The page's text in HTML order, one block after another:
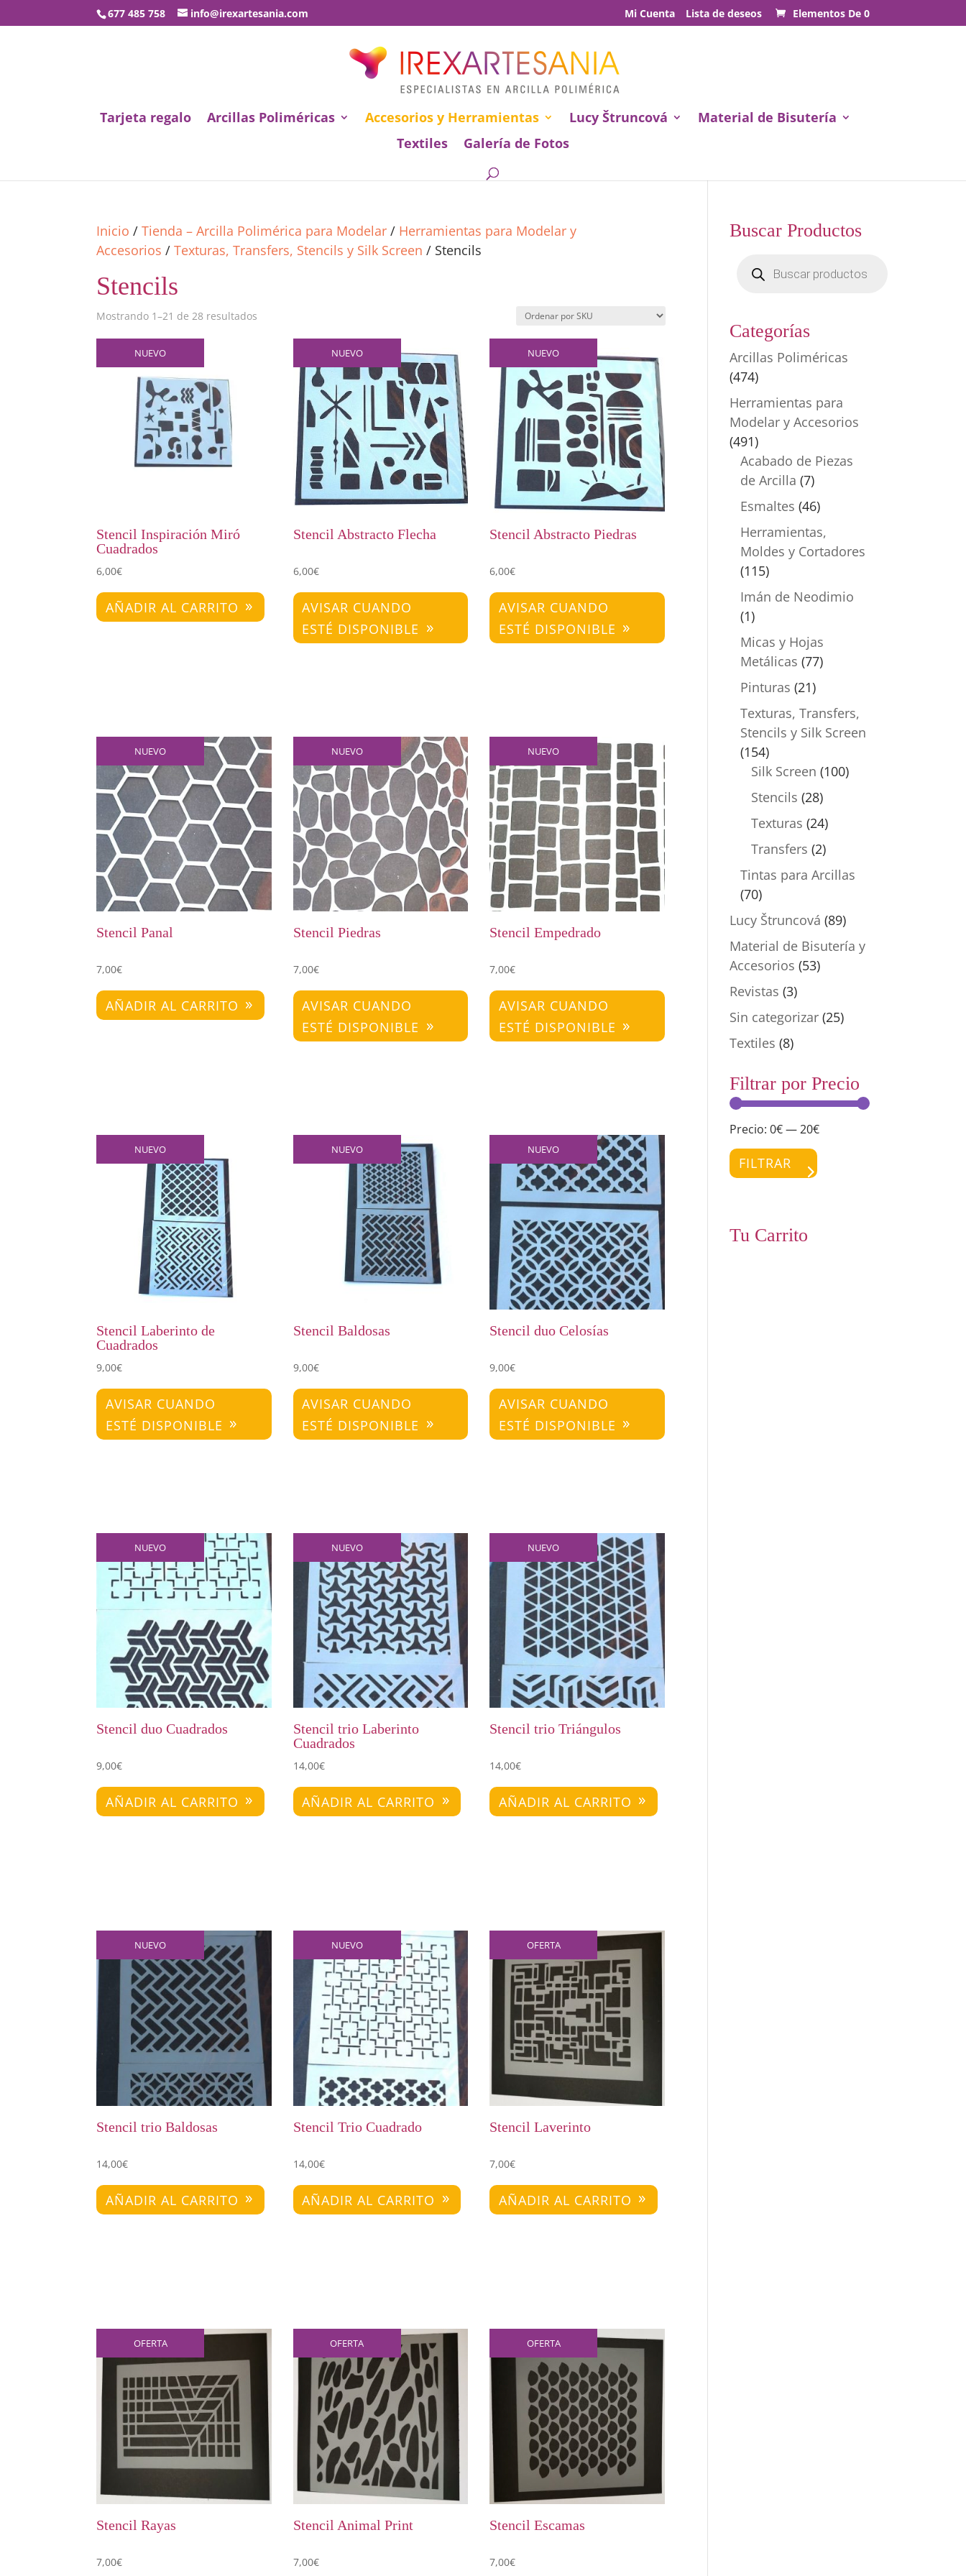
677 485 758 info@irexartesania.com Mi Cuenta Lista de deseos Elementos De 0
Tarjeta regalo Arcillas Poliméricas Accesorios y Herramientas Lucy Štruncová
Material de Bisutería
Textiles
Galería de Fotos
Inicio /Tienda – Arcilla Polimérica para Modelar / Herramientas para Modelar y
Accesorios /Texturas, Transfers, Stencils y Silk Screen / Stencils
Stencils
Mostrando 1–21 de 28 resultados
NUEVO
Stencil Inspiración Miró
Cuadrados
6,00€
AÑADIR AL CARRITO
NUEVO
Stencil Abstracto Flecha
6,00€
AVISAR CUANDO
ESTÉ DISPONIBLE
NUEVO
Stencil Abstracto Piedras
6,00€
AVISAR CUANDO
ESTÉ DISPONIBLE
NUEVO
Stencil Panal
7,00€
AÑADIR AL CARRITO
NUEVO
Stencil Piedras
7,00€
AVISAR CUANDO
ESTÉ DISPONIBLE
NUEVO
Stencil Empedrado
7,00€
AVISAR CUANDO
ESTÉ DISPONIBLE
NUEVO
Stencil Laberinto de
Cuadrados
9,00€
AVISAR CUANDO
ESTÉ DISPONIBLE
NUEVO
Stencil Baldosas
9,00€
AVISAR CUANDO
ESTÉ DISPONIBLE
NUEVO
Stencil duo Celosías
9,00€
AVISAR CUANDO
ESTÉ DISPONIBLE
NUEVO
Stencil duo Cuadrados
9,00€
AÑADIR AL CARRITO
NUEVO
Stencil trio Laberinto
Cuadrados
14,00€
AÑADIR AL CARRITO
NUEVO
Stencil trio Triángulos
14,00€
AÑADIR AL CARRITO
NUEVO
Stencil trio Baldosas
14,00€
AÑADIR AL CARRITO
NUEVO
Stencil Trio Cuadrado
14,00€
AÑADIR AL CARRITO
OFERTA
Stencil Laverinto
7,00€
AÑADIR AL CARRITO
OFERTA
Stencil Rayas
7,00€
OFERTA
Stencil Animal Print
7,00€
OFERTA
Stencil Escamas
7,00€
Buscar Productos
productos
Categorías
Arcillas Poliméricas
(474)
Herramientas para
Modelar y Accesorios
(491)
Acabado de Piezas
de Arcilla (7)
Esmaltes (46)
Herramientas,
Moldes y Cortadores
(115)
Imán de Neodimio
(1)
Micas y Hojas
Metálicas (77)
Pinturas (21)
Texturas, Transfers,
Stencils y Silk Screen
(154)
Silk Screen (100)
Stencils (28)
Texturas (24)
Transfers (2)
Tintas para Arcillas
(70)
Lucy Štruncová (89)
Material de Bisutería y
Accesorios (53)
Revistas (3)
Sin categorizar (25)
Textiles (8)
Filtrar por Precio
FILTRAR
Precio:0€—20€
Tu Carrito